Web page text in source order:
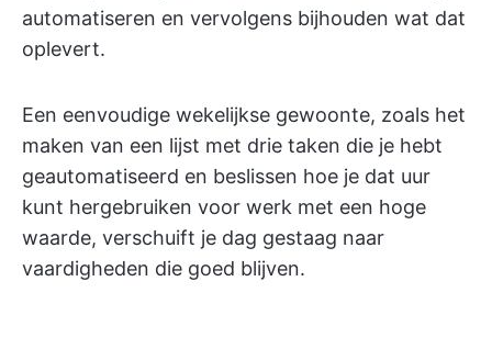
automatiseren en vervolgens bijhouden wat dat
oplevert.
Een eenvoudige wekelijkse gewoonte, zoals het
maken van een lijst met drie taken die je hebt
geautomatiseerd en beslissen hoe je dat uur
kunt hergebruiken voor werk met een hoge
waarde, verschuift je dag gestaag naar
vaardigheden die goed blijven.